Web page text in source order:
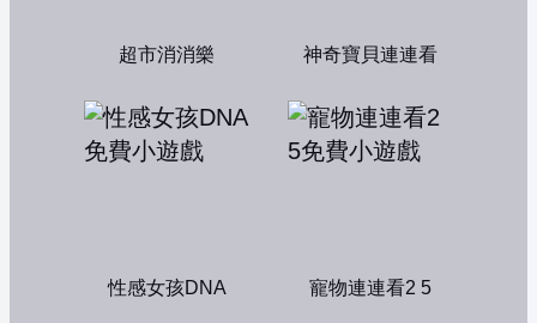
超市消消樂 神奇寶貝連連看
性感女孩DNA 寵物連連看2 5